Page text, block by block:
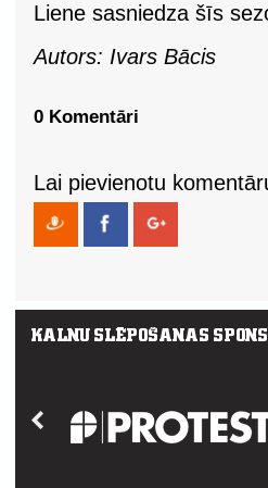
Liene sasniedza šīs
Autors: Ivars Bācis
0 Komentāri
Lai pievienotu